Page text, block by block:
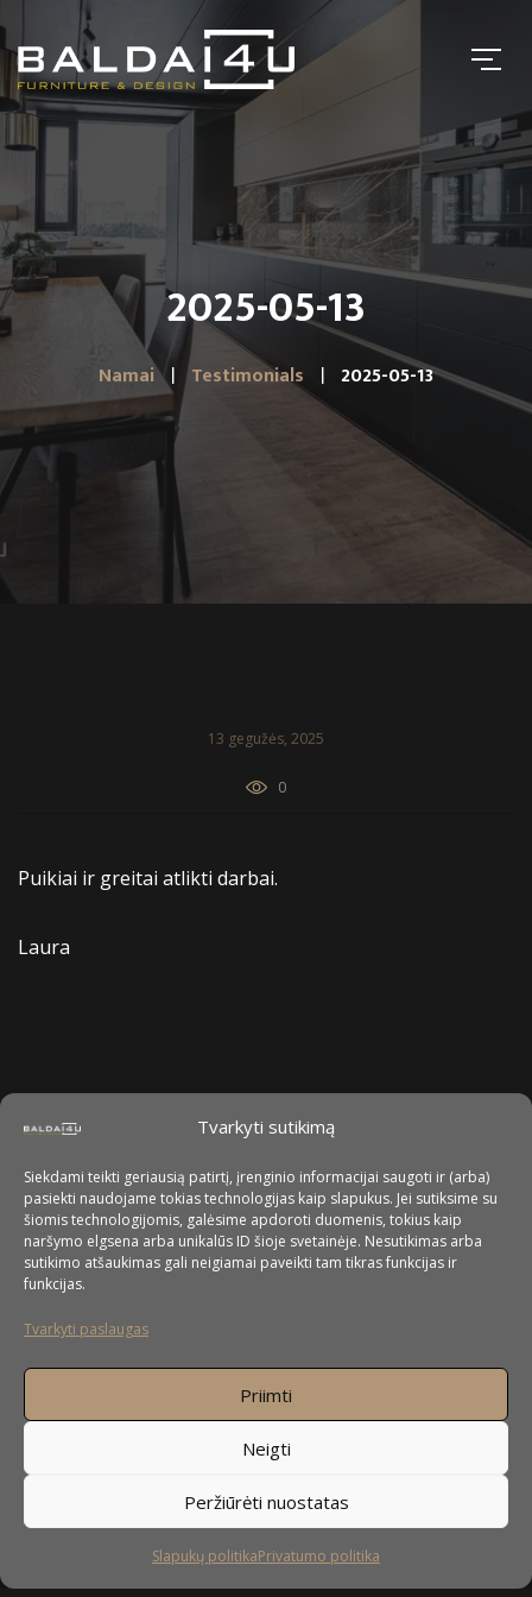
Tvarkyti sutikimą
Siekdami teikti geriausią patirtį, įrenginio informacijai saugoti ir (arba)
pasiekti naudojame tokias technologijas kaip slapukus. Jei sutiksime su
šiomis technologijomis, galėsime apdoroti duomenis, tokius kaip
naršymo elgsena arba unikalūs ID šioje svetainėje. Nesutikimas arba
sutikimo atšaukimas gali neigiamai paveikti tam tikras funkcijas ir
funkcijas.
Tvarkyti paslaugas
Priimti
Neigti
Peržiūrėti nuostatas
Slapukų politikaPrivatumo politika
2025-05-13
Namai Testimonials 2025-05-13
13 gegužės, 2025
0
Puikiai ir greitai atlikti darbai.
Laura